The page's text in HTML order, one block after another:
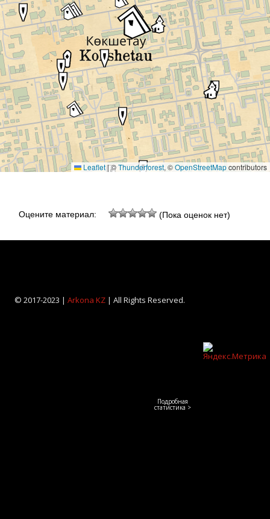
Leaflet|©Thunderforest, ©OpenStreetMapcontributors
Оцените материал: (Пока оценок нет)
© 2017-2023 | Arkona KZ| All Rights Reserved.
Подробная
статистика >